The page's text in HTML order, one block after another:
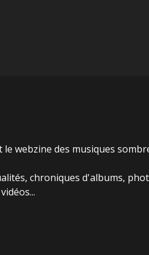
webzine des musiques
chroniques d'albums,